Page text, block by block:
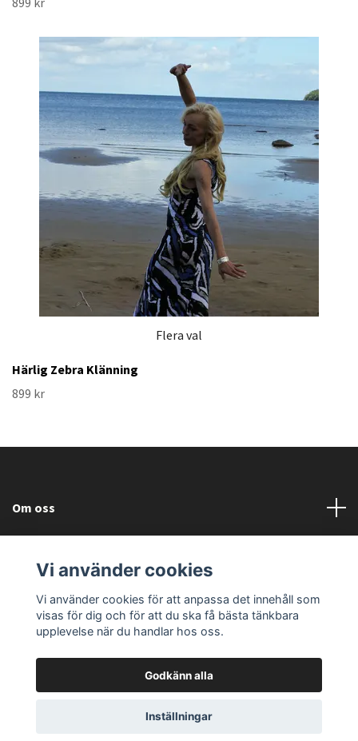
Flera val
Härlig Zebra Klänning
899 kr
Om oss
Sociala medier
© 2026 Fallorka Design and CompanyPowered by Quickbutik
Vi använder cookies
Vi använder cookies för att anpassa det innehåll som
visas för dig och för att du ska få bästa tänkbara
upplevelse när du handlar hos oss.
Godkänn alla
Inställningar